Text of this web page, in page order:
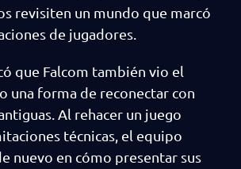
revisiten un mundo que marcó
de jugadores.
que Falcom también vio el
una forma de reconectar con
Al rehacer un juego
técnicas, el equipo
nuevo en cómo presentar sus